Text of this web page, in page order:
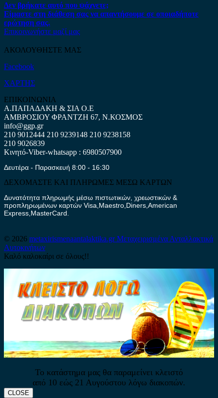
Δεν βρήκατε αυτό που ψάχνετε;
Είμαστε στη διάθεση σας να απαντήσουμε σε οποιαδήποτε
ερώτηση σας.
Επικοινωνήστε μαζί μας
ΑΚΟΛΟΥΘΗΣΤΕ ΜΑΣ
Facebook
ΧΑΡΤΗΣ
ΕΠΙΚΟΙΝΩΝΙΑ
Α.ΠΑΠΑΔΑΚΗ & ΣΙΑ Ο.Ε
ΑΜΒΡΟΣΙΟΥ ΦΡΑΝΤΖΗ 67, Ν.ΚΟΣΜΟΣ
info@ggp.gr
210 9012444 210 9239148 210 9238158
210 9026839
Κινητό-Viber-whatsapp : 6980507900
Δευτέρα - Παρασκευή 8:00 - 16:30
ΔΕΧΟΜΑΣΤΕ ΚΑΙ ΠΛΗΡΩΜΕΣ ΜΕΣΩ ΚΑΡΤΩΝ
Δυνατότητα πληρωμής μέσω πιστωτικών, χρεωστικών &
προπληρωμένων καρτών Visa,Maestro,Diners,American
Express,MasterCard.
© 2026 metaxirismenaantalaktika.grΜεταχειρισμένα Ανταλλακτικά
Αυτοκινήτων
Καλό καλοκαίρι σε όλους!!
Το κατάστημα μας θα παραμείνει κλειστό
από 10 εώς 21 Αυγούστου λόγω διακοπών.
CLOSE